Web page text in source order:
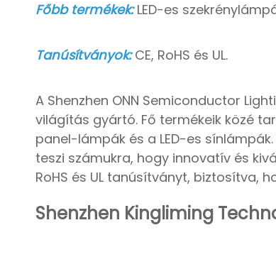
Főbb termékek:LED-es
Tanúsítványok:CE, RoHS és UL.
A Shenzhen ONN Semiconductor
világítás gyártó. Fő termékeik közé
panel-lámpák és a LED-es
teszi számukra, hogy innovatív és
RoHS és UL tanúsítványt, biztosítva,
Shenzhen Kingliming